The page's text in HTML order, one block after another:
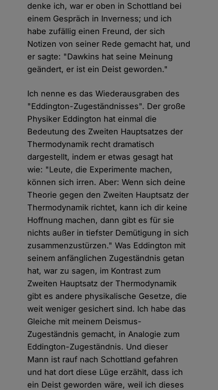
denke ich, war er oben in Schottland bei
einem Gespräch in Inverness; und ich
habe zufällig einen Freund, der sich
Notizen von seiner Rede gemacht hat, und
er sagte: "Dawkins hat seine Meinung
geändert, er ist ein Deist geworden."
Ich nenne es das Wiederausgraben des
"Eddington-Zugeständnisses". Der große
Physiker Eddington hat einmal die
Bedeutung des Zweiten Hauptsatzes der
Thermodynamik recht dramatisch
dargestellt, indem er etwas gesagt hat
wie: "Leute, die Experimente machen,
können sich irren. Aber: Wenn sich deine
Theorie gegen den Zweiten Hauptsatz der
Thermodynamik richtet, kann ich dir keine
Hoffnung machen, dann gibt es für sie
nichts außer in tiefster Demütigung in sich
zusammenzustürzen." Was Eddington mit
seinem anfänglichen Zugeständnis getan
hat, war zu sagen, im Kontrast zum
Zweiten Hauptsatz der Thermodynamik
gibt es andere physikalische Gesetze, die
weit weniger gesichert sind. Ich habe das
Gleiche mit meinem Deismus-
Zugeständnis gemacht, in Analogie zum
Eddington-Zugeständnis. Und dieser
Mann ist rauf nach Schottland gefahren
und hat dort diese Lüge erzählt, dass ich
ein Deist geworden wäre, weil ich dieses